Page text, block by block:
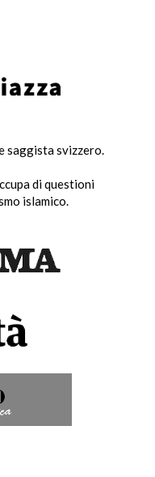
saggista svizzero.
di questioni
islamico.